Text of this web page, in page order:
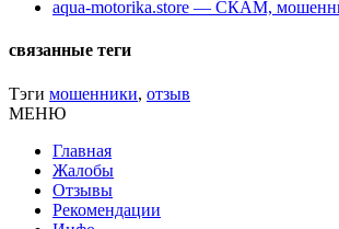
aqua-motorika.store — СКАМ,
связанные теги
Тэги мошенники, отзыв
МЕНЮ
Главная
Жалобы
Отзывы
Рекомендации